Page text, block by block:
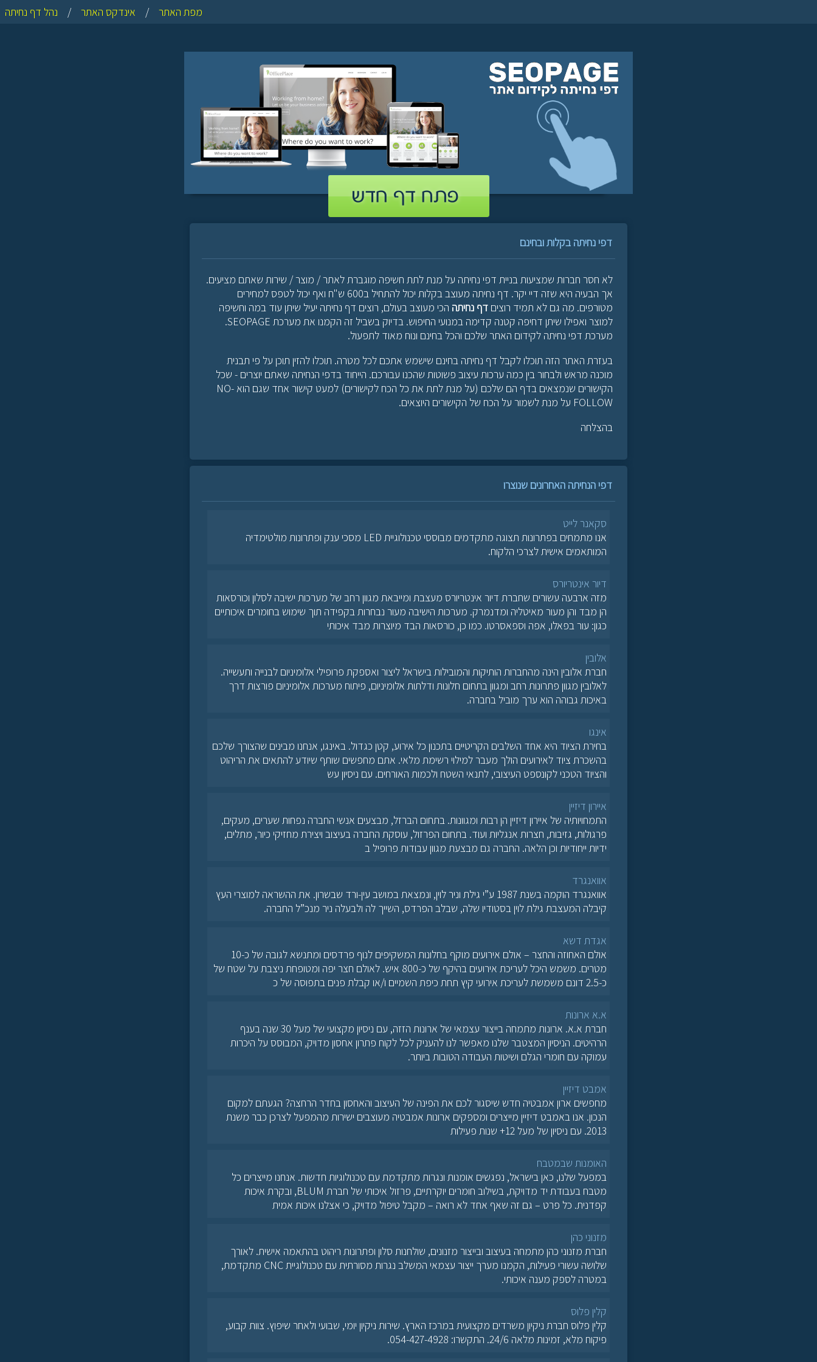
מפת האתר / אינדקס האתר / נהל דף נחיתה
דפי נחיתה בקלות ובחינם
לא חסר חברות שמציעות בניית דפי נחיתה על מנת לתת חשיפה מוגברת לאתר / מוצר / שירות שאתם מציעים.
אך הבעיה היא שזה דיי יקר. דף נחיתה מעוצב בקלות יכול להתחיל ב600 ש"ח ואף יכול לטפס למחירים
מטורפים. מה גם לא תמיד רוצים דף נחיתה הכי מעוצב בעולם, רוצים דף נחיתה יעיל שיתן עוד במה וחשיפה
למוצר ואפילו שיתן דחיפה קטנה קדימה במנועי החיפוש. בדיוק בשביל זה הקמנו את מערכת SEOPAGE.
מערכת דפי נחיתה לקידום האתר שלכם והכל בחינם ונוח מאוד לתפעול.
בעזרת האתר הזה תוכלו לקבל דף נחיתה בחינם שישמש אתכם לכל מטרה. תוכלו להזין תוכן על פי תבנית
מוכנה מראש ולבחור בין כמה ערכות עיצוב פשוטות שהכנו עבורכם. הייחוד בדפי הנחיתה שאתם יוצרים - שכל
הקישורים שנמצאים בדף הם שלכם (על מנת לתת את כל הכח לקישורים) למעט קישור אחד שגם הוא NO-
FOLLOW על מנת לשמור על הכח של הקישורים היוצאים.
בהצלחה
דפי הנחיתה האחרונים שנוצרו
סקאנר לייט
אנו מתמחים בפתרונות תצוגה מתקדמים מבוססי טכנולוגיית LED מסכי ענק ופתרונות מולטימדיה
המותאמים אישית לצרכי הלקוח.
דיור אינטריורס
מזה ארבעה עשורים שחברת דיור אינטריורס מעצבת ומייבאת מגוון רחב של מערכות ישיבה לסלון וכורסאות
הן מבד והן מעור מאיטליה ומדנמרק. מערכות הישיבה מעור נבחרות בקפידה תוך שימוש בחומרים איכותיים
כגון: עור בפאלו, אפה וספאסרטו. כמו כן, כורסאות הבד מיוצרות מבד איכותי
אלובין
חברת אלובין הינה מהחברות הותיקות והמובילות בישראל ליצור ואספקת פרופילי אלומיניום לבנייה ותעשייה.
לאלובין מגוון פתרונות רחב ומגוון בתחום חלונות ודלתות אלומיניום, פיתוח מערכות אלומיניום פורצות דרך
באיכות גבוהה הוא ערך מוביל בחברה.
אינגו
בחירת הציוד היא אחד השלבים הקריטיים בתכנון כל אירוע, קטן כגדול. באינגו, אנחנו מבינים שהצורך שלכם
בהשכרת ציוד לאירועים הולך מעבר למילוי רשימת מלאי. אתם מחפשים שותף שיודע להתאים את הריהוט
והציוד הטכני לקונספט העיצובי, לתנאי השטח ולכמות האורחים. עם ניסיון עש
איירון דיזיין
התמחויותיה של איירון דיזיין הן רבות ומגוונות. בתחום הברזל, מבצעים אנשי החברה נפחות שערים, מעקים,
פרגולות, גזיבות, חצרות אנגליות ועוד. בתחום הפרזול, עוסקת החברה בעיצוב ויצירת מחזיקי כיור, מתלים,
ידיות ייחודיות וכן הלאה. החברה גם מבצעת מגוון עבודות פרופיל ב
אוואנגרד
אוואנגרד הוקמה בשנת 1987 ע”י גילת וניר לוין, ונמצאת במושב עין-ורד שבשרון. את ההשראה למוצרי העץ
קיבלה המעצבת גילת לוין בסטודיו שלה, שבלב הפרדס, השייך לה ולבעלה ניר מנכ”ל החברה.
אגדת דשא
אולם האחוזה והחצר – אולם אירועים מוקף בחלונות המשקיפים לנוף פרדסים ומתנשא לגובה של כ-10
מטרים. משמש היכל לעריכת אירועים בהיקף של כ-800 איש. לאולם חצר יפה ומטופחת ניצבת על שטח של
כ-2.5 דונם משמשת לעריכת אירועי קיץ תחת כיפת השמיים ו/או קבלת פנים בתפוסה של כ
א.א ארונות
חברת א.א. ארונות מתמחה בייצור עצמאי של ארונות הזזה, עם ניסיון מקצועי של מעל 30 שנה בענף
הרהיטים. הניסיון המצטבר שלנו מאפשר לנו להעניק לכל לקוח פתרון אחסון מדויק, המבוסס על היכרות
עמוקה עם חומרי הגלם ושיטות העבודה הטובות ביותר.
אמבט דיזיין
מחפשים ארון אמבטיה חדש שיסגור לכם את הפינה של העיצוב והאחסון בחדר הרחצה? הגעתם למקום
הנכון. אנו באמבט דיזיין מייצרים ומספקים ארונות אמבטיה מעוצבים ישירות מהמפעל לצרכן כבר משנת
2013. עם ניסיון של מעל 12+ שנות פעילות
האומנות שבמטבח
במפעל שלנו, כאן בישראל, נפגשים אומנות ונגרות מתקדמת עם טכנולוגיות חדשות. אנחנו מייצרים כל
מטבח בעבודת יד מדויקת, בשילוב חומרים יוקרתיים, פרזול איכותי של חברת BLUM, ובקרת איכות
קפדנית. כל פרט – גם זה שאף אחד לא רואה – מקבל טיפול מדויק, כי אצלנו איכות אמית
מזנוני כהן
חברת מזנוני כהן מתמחה בעיצוב ובייצור מזנונים, שולחנות סלון ופתרונות ריהוט בהתאמה אישית. לאורך
שלושה עשורי פעילות, הקמנו מערך ייצור עצמאי המשלב נגרות מסורתית עם טכנולוגיית CNC מתקדמת,
במטרה לספק מענה איכותי.
קלין פלוס
קלין פלוס חברת ניקיון משרדים מקצועית במרכז הארץ. שירות ניקיון יומי, שבועי ולאחר שיפוץ. צוות קבוע,
פיקוח מלא, זמינות מלאה 24/6. התקשרו: 054-427-4928.